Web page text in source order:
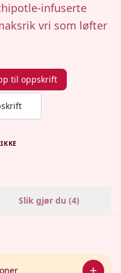
infuserte
vri som løfter
til oppskrift
Slik gjør du (4)